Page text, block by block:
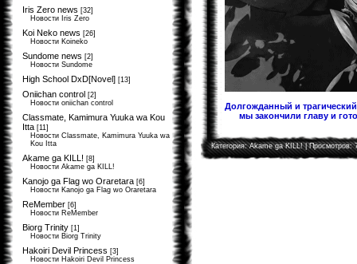
Iris Zero news [32]
Новости Iris Zero
Koi Neko news [26]
Новости Koineko
Sundome news [2]
Новости Sundome
High School DxD[Novel] [13]
Oniichan control [2]
Новости oniichan control
Classmate, Kamimura Yuuka wa Kou
Itta [11]
Новости Classmate, Kamimura Yuuka wa
Kou Itta
Akame ga KILL! [8]
Новости Akame ga KILL!
Kanojo ga Flag wo Oraretara [6]
Новости Kanojo ga Flag wo Oraretara
ReMember [6]
Новости ReMember
Biorg Trinity [1]
Новости Biorg Trinity
Hakoiri Devil Princess [3]
Новости Hakoiri Devil Princess
Долгожданный и
мы закончили главу и
Категория:Akame ga KILL!| Просмотров: